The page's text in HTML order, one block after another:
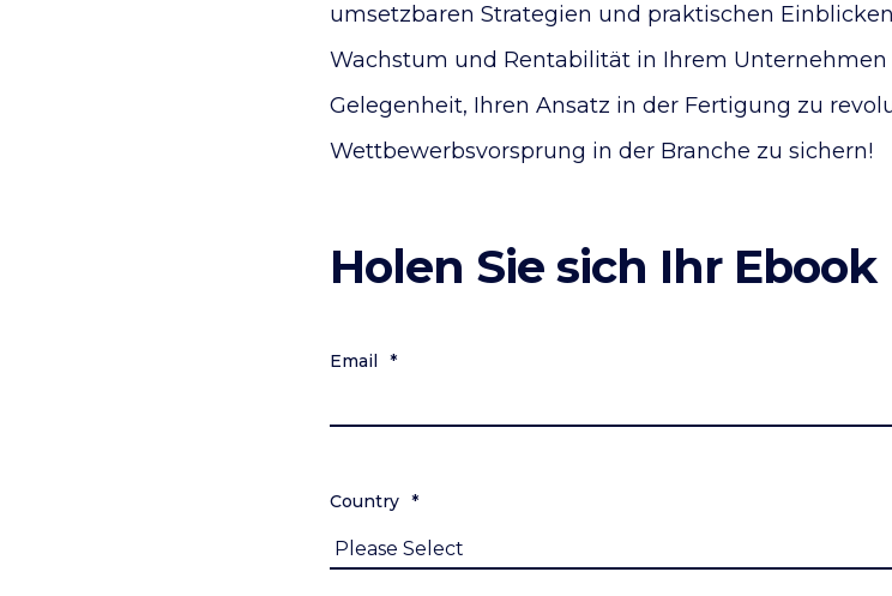
umsetzbaren Strategien und praktischen
Wachstum und Rentabilität in Ihrem Unternehmen
Gelegenheit, Ihren Ansatz in der Fertigung zu
Wettbewerbsvorsprung in der Branche zu sichern!
Holen Sie sich Ihr Ebook
Email *
Country *